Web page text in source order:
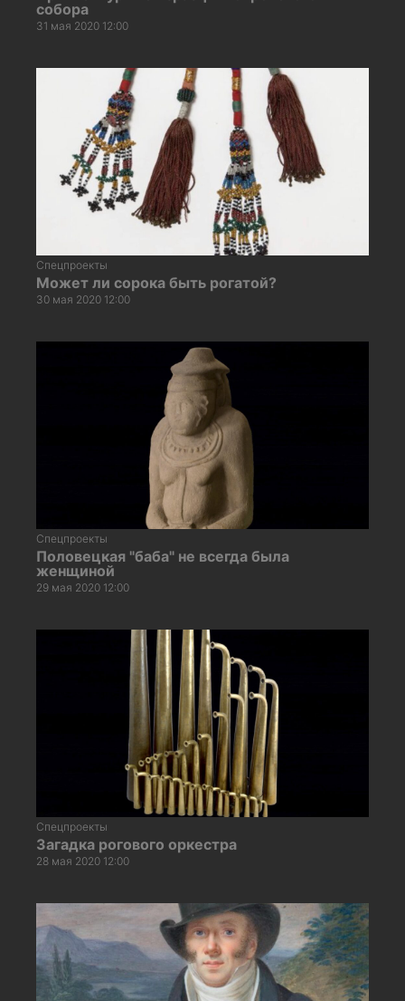
собора
31 мая 2020 12:00
Спецпроекты
Может ли сорока быть рогатой?
30 мая 2020 12:00
Спецпроекты
Половецкая "баба" не всегда была
женщиной
29 мая 2020 12:00
Спецпроекты
Загадка рогового оркестра
28 мая 2020 12:00